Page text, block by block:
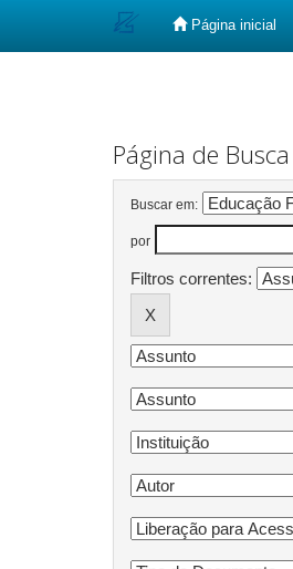
Página inicial
Página de Busca
Buscar em:
por
Filtros correntes: